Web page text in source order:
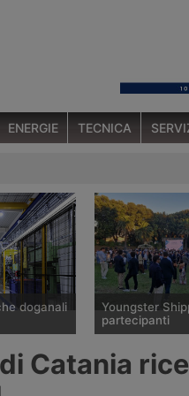
ENERGIE TECNICA
doganali
Youngster
partecipanti
organizzato a
Catania